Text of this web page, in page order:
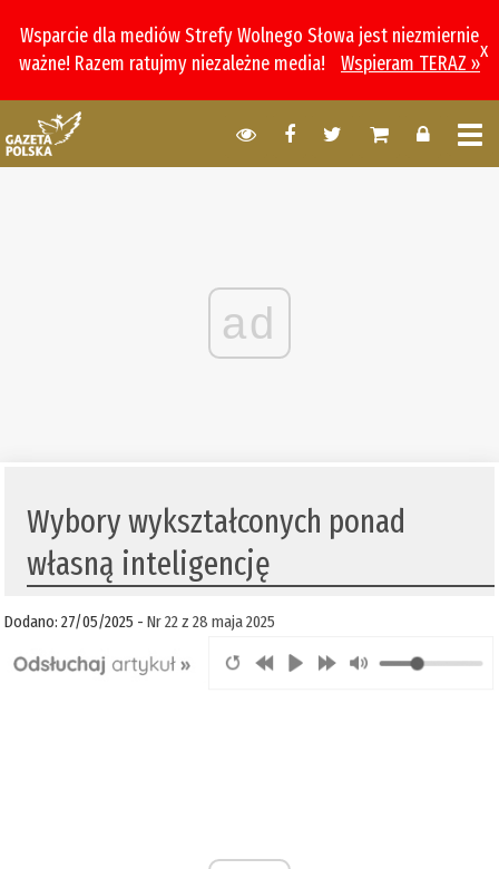
Wsparcie dla mediów Strefy Wolnego Słowa jest niezmiernie
ważne! Razem ratujmy niezależne media!
Wspieram TERAZ »
x
ad
Wybory wykształconych ponad
własną inteligencję
Dodano: 27/05/2025 -Nr 22 z 28 maja 2025